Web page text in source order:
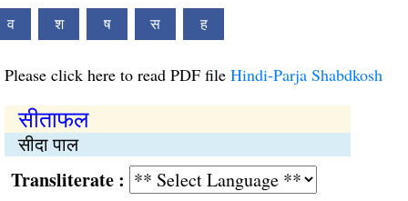
व श ष स ह
Please click here to read PDF file Hindi-Parja Shabdkosh
सीताफल
सीदा पाल
: